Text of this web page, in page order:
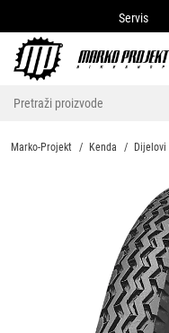
Servis
Marko-Projekt Kenda Dijelovi